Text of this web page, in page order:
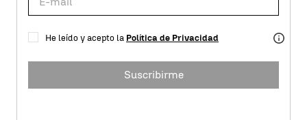
He leído y acepto la Política de Privacidad
Suscribirme